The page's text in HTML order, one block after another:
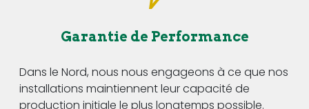
Garantie de Performance
Dans le Nord, nous nous engageons à ce que nos
installations maintiennent leur capacité de
production initiale le plus longtemps possible.